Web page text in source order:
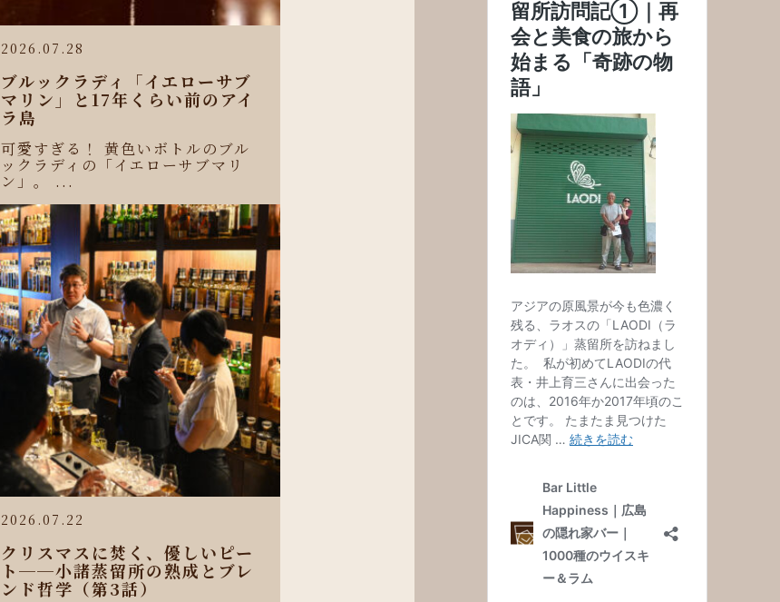
2026.07.28
ブルックラディ「イエローサブ
マリン」と17年くらい前のアイ
ラ島
可愛すぎる！ 黄色いボトルのブル
ックラディの「イエローサブマリ
ン」。 ...
2026.07.22
クリスマスに焚く、優しいピー
ト──小諸蒸留所の熟成とブレ
ンド哲学（第3話）